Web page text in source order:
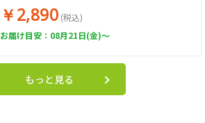
￥2,890 (税込)
お届け目安：08月21日(金)～
もっと見る